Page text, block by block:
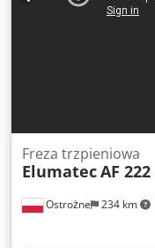
Ostrożne 234 km
Freza trzpieniowa
ElumatecAF 222